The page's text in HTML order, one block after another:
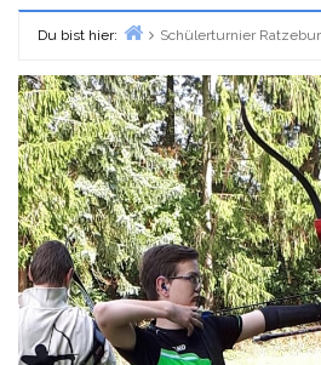
Du bist hier:
Schülerturnier